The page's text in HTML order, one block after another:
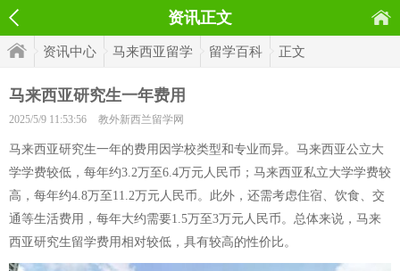
资讯正文
资讯中心 马来西亚留学 留学百科 正文
马来西亚研究生一年费用
2025/5/9 11:53:56 教外新西兰留学网
马来西亚研究生一年的费用因学校类型和专业而异。马来西亚公立大
学学费较低，每年约3.2万至6.4万元人民币；马来西亚私立大学学费较
高，每年约4.8万至11.2万元人民币。此外，还需考虑住宿、饮食、交
通等生活费用，每年大约需要1.5万至3万元人民币。总体来说，马来
西亚研究生留学费用相对较低，具有较高的性价比。